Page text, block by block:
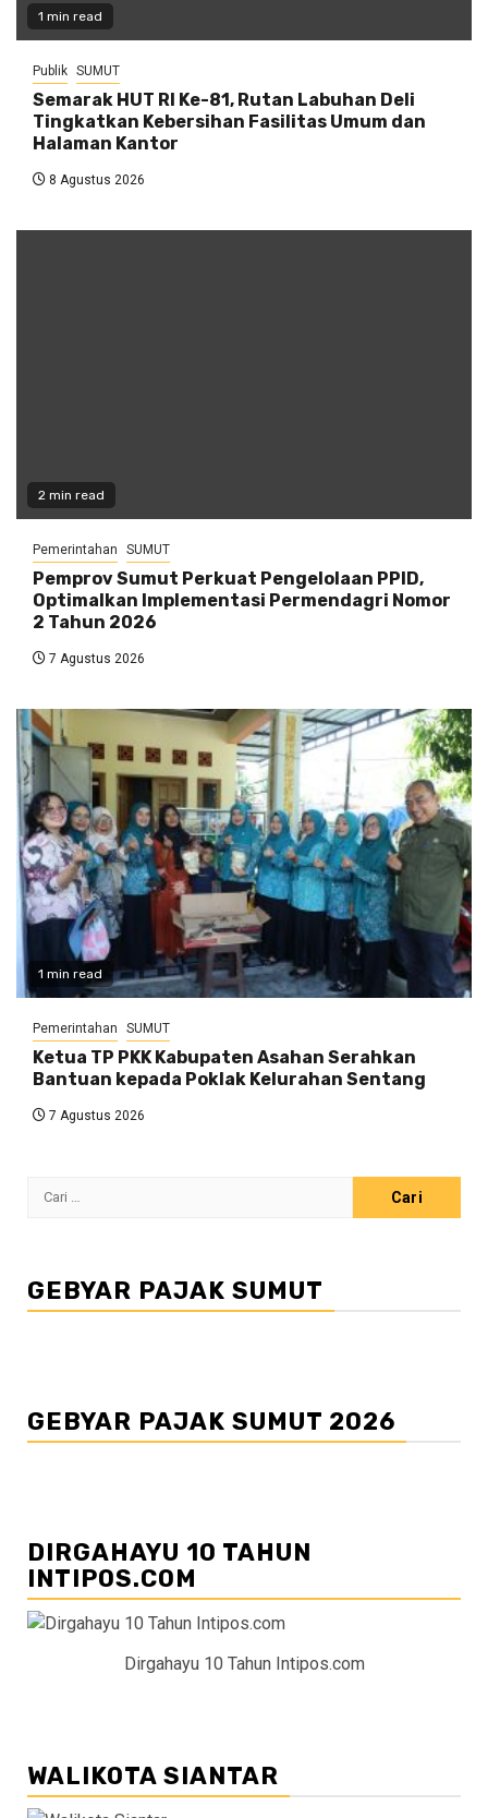
1 min read
Publik SUMUT
Semarak HUT RI Ke-81, Rutan Labuhan Deli
Tingkatkan Kebersihan Fasilitas Umum dan
Halaman Kantor
8 Agustus 2026
2 min read
Pemerintahan SUMUT
Pemprov Sumut Perkuat Pengelolaan PPID,
Optimalkan Implementasi Permendagri Nomor
2 Tahun 2026
7 Agustus 2026
1 min read
Pemerintahan SUMUT
Ketua TP PKK Kabupaten Asahan Serahkan
Bantuan kepada Poklak Kelurahan Sentang
7 Agustus 2026
Cari
GEBYAR PAJAK SUMUT
GEBYAR PAJAK SUMUT 2026
DIRGAHAYU 10 TAHUN
INTIPOS.COM
Dirgahayu 10 Tahun Intipos.com
WALIKOTA SIANTAR